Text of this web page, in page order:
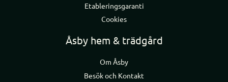
Etableringsgaranti
Cookies
Åsby hem & trädgård
Om Åsby
Besök och Kontakt